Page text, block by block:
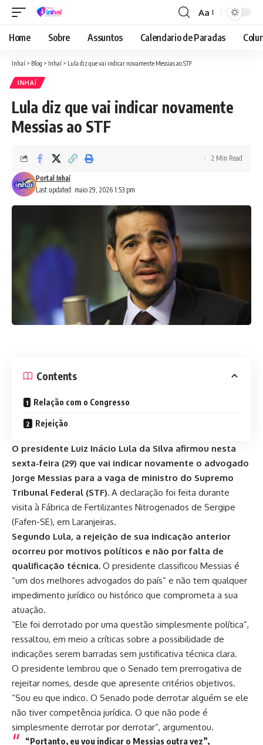
Font
Resizer
Aa
Home Sobre Assuntos Calendario de Paradas
Inhaí > Blog > Inhaí > Lula diz que vai indicar novamente Messias ao STF
INHAÍ
Lula diz que vai indicar novamente
Messias ao STF
Last updated: maio 29, 2026 1:53 pm
Portal Inhaí
2 Min Read
Contents
Relação com o Congresso
Rejeição
O presidente Luiz Inácio Lula da Silva afirmou nesta
sexta-feira (29) que vai indicar novamente o advogado
Jorge Messias para a vaga de ministro do Supremo
Tribunal Federal (STF). A declaração foi feita durante
visita à Fábrica de Fertilizantes Nitrogenados de Sergipe
(Fafen-SE), em Laranjeiras.
Segundo Lula, a rejeição de sua indicação anterior
ocorreu por motivos políticos e não por falta de
qualificação técnica. O presidente classificou Messias é
“um dos melhores advogados do país” e não tem qualquer
impedimento jurídico ou histórico que comprometa a sua
atuação.
“Ele foi derrotado por uma questão simplesmente política”,
ressaltou, em meio a críticas sobre a possibilidade de
indicações serem barradas sem justificativa técnica clara.
O presidente lembrou que o Senado tem prerrogativa de
rejeitar nomes, desde que apresente critérios objetivos.
“Sou eu que indico. O Senado pode derrotar alguém se ele
não tiver competência jurídica. O que não pode é
simplesmente derrotar por derrotar”, argumentou.
“Portanto, eu vou indicar o Messias outra vez”,